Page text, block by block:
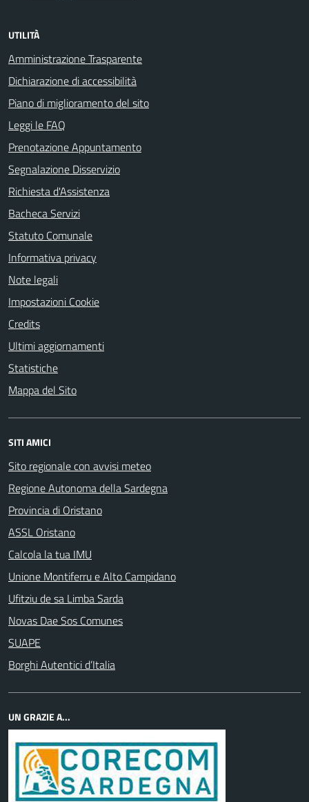
UTILITÀ
Amministrazione Trasparente
Dichiarazione di accessibilità
Piano di miglioramento del sito
Leggi le FAQ
Prenotazione Appuntamento
Segnalazione Disservizio
Richiesta d'Assistenza
Bacheca Servizi
Statuto Comunale
Informativa privacy
Note legali
Impostazioni Cookie
Credits
Ultimi aggiornamenti
Statistiche
Mappa del Sito
SITI AMICI
Sito regionale con avvisi meteo
Regione Autonoma della Sardegna
Provincia di Oristano
ASSL Oristano
Calcola la tua IMU
Unione Montiferru e Alto Campidano
Ufitziu de sa Limba Sarda
Novas Dae Sos Comunes
SUAPE
Borghi Autentici d’Italia
UN GRAZIE A...